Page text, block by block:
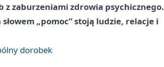
z zaburzeniami zdrowia psychicznego.
„pomoc” stoją ludzie, relacje i
dorobek